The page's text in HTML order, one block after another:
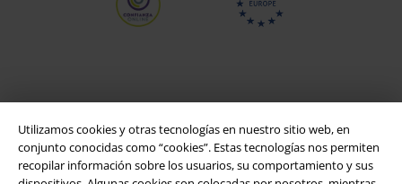
Utilizamos cookies y otras tecnologías en nuestro sitio web, en
conjunto conocidas como “cookies”. Estas tecnologías nos permiten
recopilar información sobre los usuarios, su comportamiento y sus